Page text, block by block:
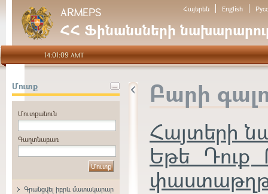
ARMEPS
ՀՀ Ֆինանսների
Հայերեն English
14:01:09 AMT
Մուտք
Մուտքանուն
Գաղտնաբառ
Գրանցվել իբրև մատակարար
Բարի
Հայտերի
Եթե Դուք